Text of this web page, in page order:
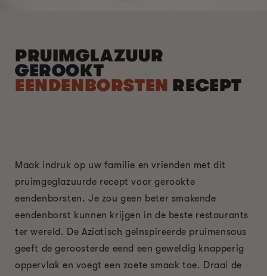
PRUIMGLAZUUR
GEROOKT
EENDENBORSTEN RECEPT
Maak indruk op uw familie en vrienden met dit
pruimgeglazuurde recept voor gerookte
eendenborsten. Je zou geen beter smakende
eendenborst kunnen krijgen in de beste restaurants
ter wereld. De Aziatisch geïnspireerde pruimensaus
geeft de geroosterde eend een geweldig knapperig
oppervlak en voegt een zoete smaak toe. Draai de